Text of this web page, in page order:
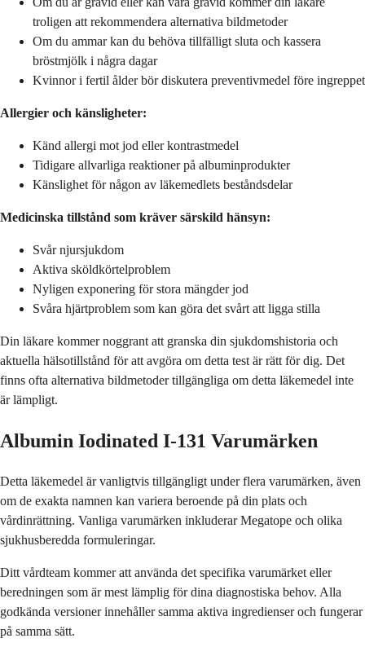
troligen att rekommendera alternativa bildmetoder
Om du ammar kan du behöva tillfälligt sluta och kassera
bröstmjölk i några dagar
Kvinnor i fertil ålder bör diskutera preventivmedel före ingreppet
Allergier och känsligheter:
Känd allergi mot jod eller kontrastmedel
Tidigare allvarliga reaktioner på albuminprodukter
Känslighet för någon av läkemedlets beståndsdelar
Medicinska tillstånd som kräver särskild hänsyn:
Svår njursjukdom
Aktiva sköldkörtelproblem
Nyligen exponering för stora mängder jod
Svåra hjärtproblem som kan göra det svårt att ligga stilla
Din läkare kommer noggrant att granska din sjukdomshistoria och
aktuella hälsotillstånd för att avgöra om detta test är rätt för dig. Det
finns ofta alternativa bildmetoder tillgängliga om detta läkemedel inte
är lämpligt.
Albumin Iodinated I-131 Varumärken
Detta läkemedel är vanligtvis tillgängligt under flera varumärken, även
om de exakta namnen kan variera beroende på din plats och
vårdinrättning. Vanliga varumärken inkluderar Megatope och olika
sjukhusberedda formuleringar.
Ditt vårdteam kommer att använda det specifika varumärket eller
beredningen som är mest lämplig för dina diagnostiska behov. Alla
godkända versioner innehåller samma aktiva ingredienser och fungerar
på samma sätt.